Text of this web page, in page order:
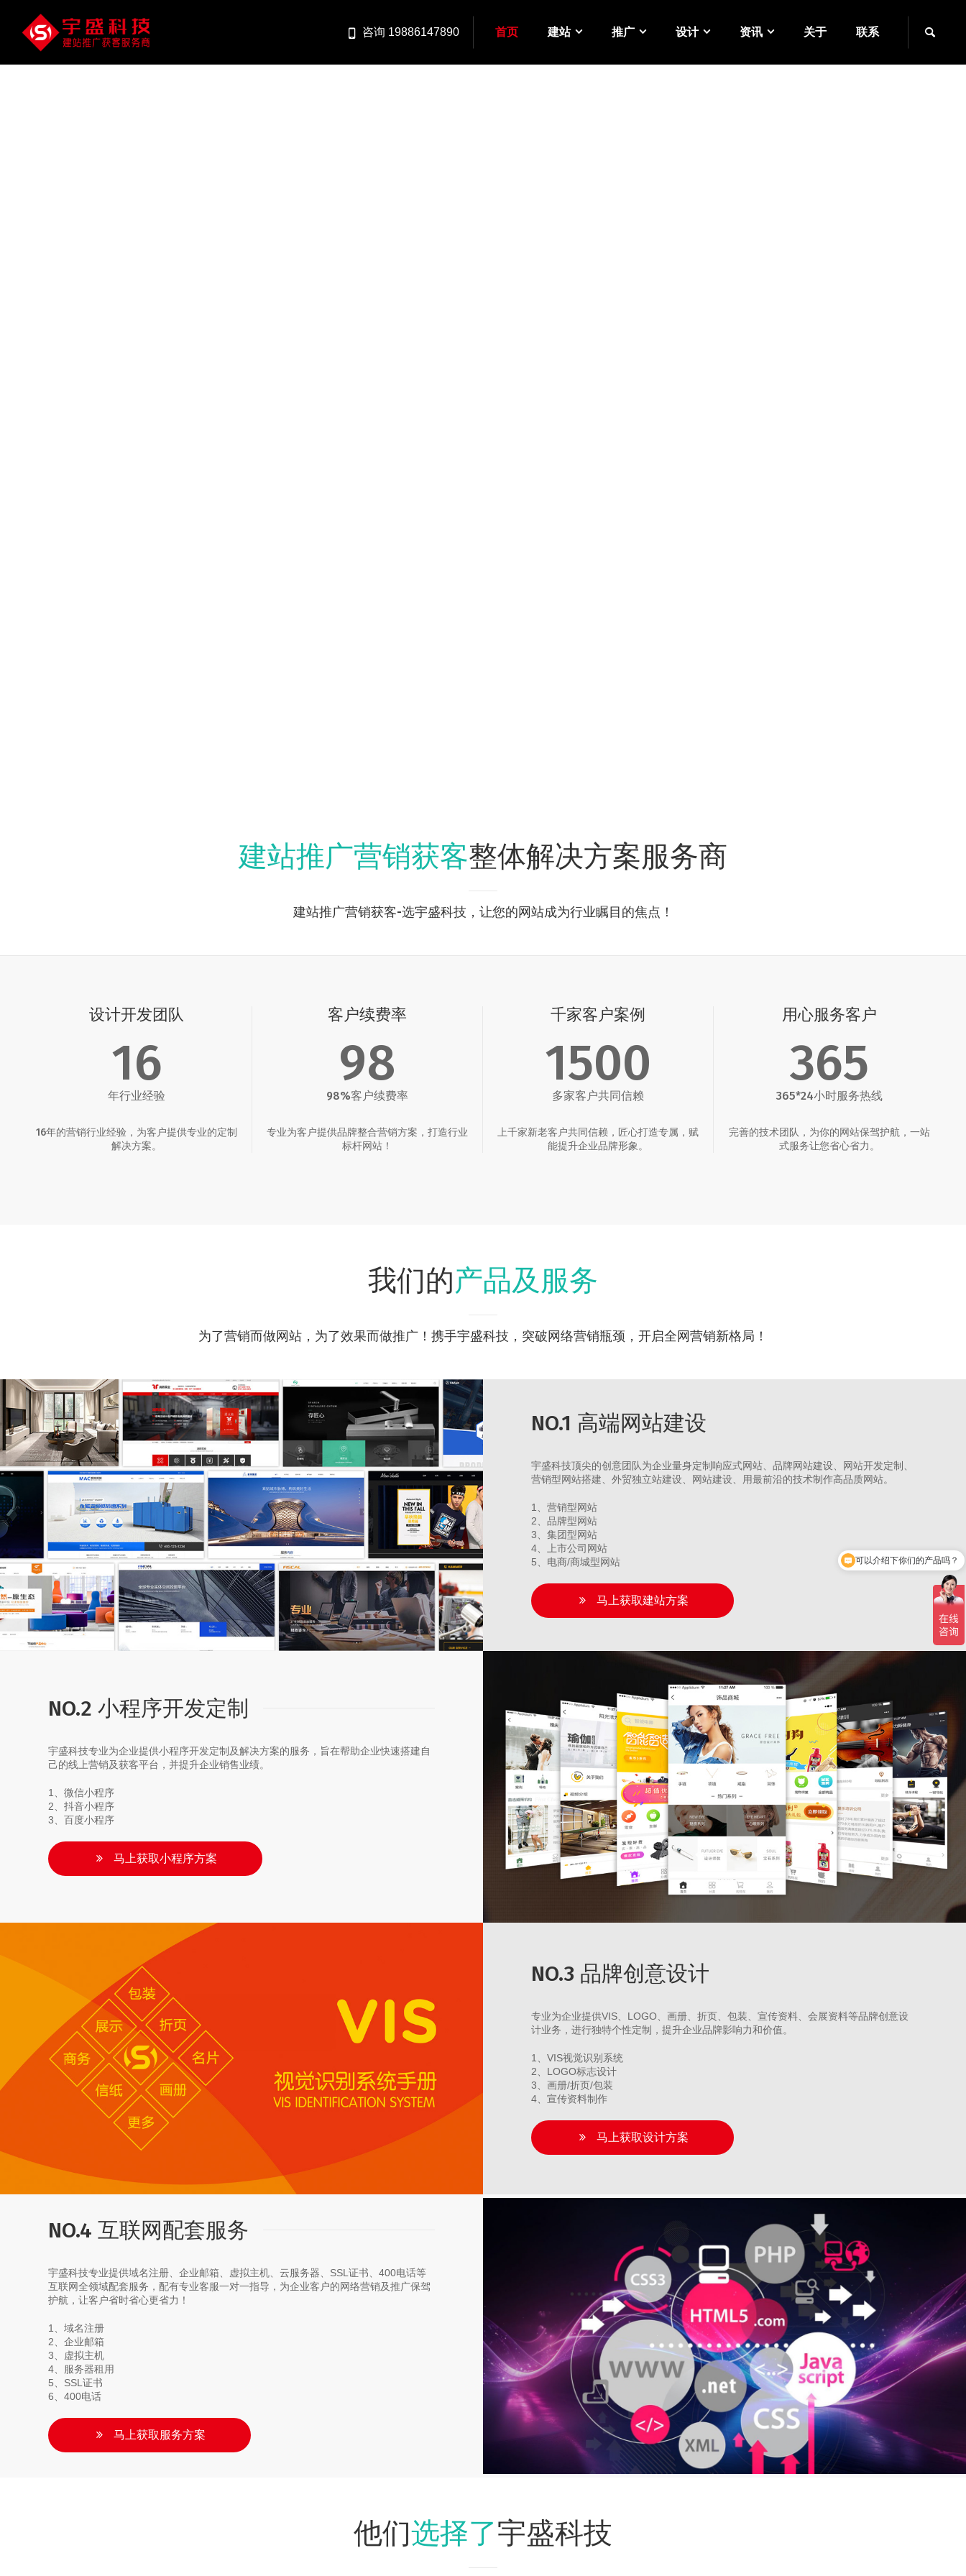
咨询 19886147890 首页 建站 推广 设计 资讯 关于 联系
建站推广营销获客整体解决方案服务商
建站推广营销获客-选宇盛科技，让您的网站成为行业瞩目的焦点！
设计开发团队
16
年行业经验
16年的营销行业经验，为客户提供专业的定制
解决方案。
客户续费率
98
98%客户续费率
专业为客户提供品牌整合营销方案，打造行业
标杆网站！
千家客户案例
1500
多家客户共同信赖
上千家新老客户共同信赖，匠心打造专属，赋
能提升企业品牌形象。
用心服务客户
365
365*24小时服务热线
完善的技术团队，为你的网站保驾护航，一站
式服务让您省心省力。
我们的产品及服务
为了营销而做网站，为了效果而做推广！携手宇盛科技，突破网络营销瓶颈，开启全网营销新格局！
NO.1 高端网站建设
宇盛科技顶尖的创意团队为企业量身定制响应式网站、品牌网站建设、网站开发定制、
营销型网站搭建、外贸独立站建设、网站建设、用最前沿的技术制作高品质网站。
1、营销型网站
2、品牌型网站
3、集团型网站
4、上市公司网站
5、电商/商城型网站
马上获取建站方案
NO.2 小程序开发定制
宇盛科技专业为企业提供小程序开发定制及解决方案的服务，旨在帮助企业快速搭建自
己的线上营销及获客平台，并提升企业销售业绩。
1、微信小程序
2、抖音小程序
3、百度小程序
马上获取小程序方案
NO.3 品牌创意设计
专业为企业提供VIS、LOGO、画册、折页、包装、宣传资料、会展资料等品牌创意设
计业务，进行独特个性定制，提升企业品牌影响力和价值。
1、VIS视觉识别系统
2、LOGO标志设计
3、画册/折页/包装
4、宣传资料制作
马上获取设计方案
NO.4 互联网配套服务
宇盛科技专业提供域名注册、企业邮箱、虚拟主机、云服务器、SSL证书、400电话等
互联网全领域配套服务，配有专业客服一对一指导，为企业客户的网络营销及推广保驾
护航，让客户省时省心更省力！
1、域名注册
2、企业邮箱
3、虚拟主机
4、服务器租用
5、SSL证书
6、400电话
马上获取服务方案
他们选择了宇盛科技
你们是怎么收费的呢？